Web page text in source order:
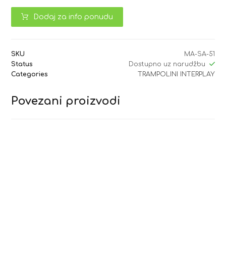
Dodaj za info ponudu
SKU
MA-SA-51
Status
Dostupno uz narudžbu
Categories
TRAMPOLINI INTERPLAY
Povezani proizvodi